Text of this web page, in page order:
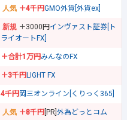
＋4千円GMO外貨[外貨ex]
＋3000円 インヴァスト証券[ト
ライオートFX]
＋合計1万円みんなのFX
＋3千円LIGHT FX
4千円岡三オンライン[くりっく365]
＋8千円 [PR] 外為どっとコム